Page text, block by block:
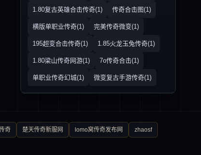
1.80复古英雄合击传奇(1) 传奇合击图(1)
横版单职业传奇(1) 完美传奇微变(1)
195超变合击传奇(1) 1.85火龙玉兔传奇(1)
1.80梁山传奇网游(1) 7o传奇合击(1)
单职业传奇幻城(1) 微变复古手游传奇(1)
奇 楚天传奇新服网 lomo窝传奇发布网 zhaosf